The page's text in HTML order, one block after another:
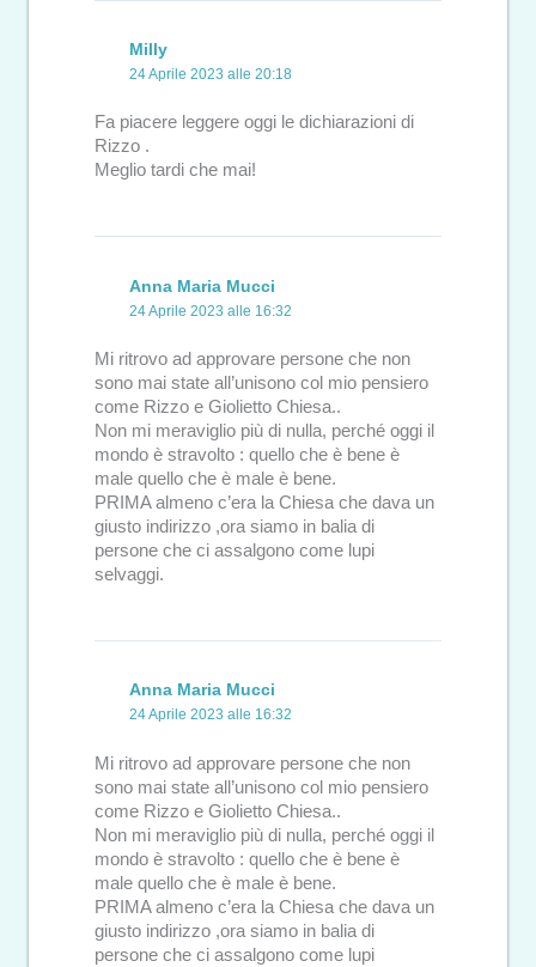
Milly
24 Aprile 2023 alle 20:18
Fa piacere leggere oggi le dichiarazioni di
Rizzo .
Meglio tardi che mai!
Anna Maria Mucci
24 Aprile 2023 alle 16:32
Mi ritrovo ad approvare persone che non
sono mai state all’unisono col mio pensiero
come Rizzo e Giolietto Chiesa..
Non mi meraviglio più di nulla, perché oggi il
mondo è stravolto : quello che è bene è
male quello che è male è bene.
PRIMA almeno c’era la Chiesa che dava un
giusto indirizzo ,ora siamo in balia di
persone che ci assalgono come lupi
selvaggi.
Anna Maria Mucci
24 Aprile 2023 alle 16:32
Mi ritrovo ad approvare persone che non
sono mai state all’unisono col mio pensiero
come Rizzo e Giolietto Chiesa..
Non mi meraviglio più di nulla, perché oggi il
mondo è stravolto : quello che è bene è
male quello che è male è bene.
PRIMA almeno c’era la Chiesa che dava un
giusto indirizzo ,ora siamo in balia di
persone che ci assalgono come lupi